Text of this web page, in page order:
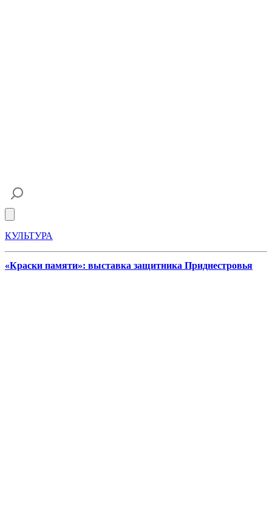
КУЛЬТУРА
«Краски памяти»: выставка защитника Приднестровья